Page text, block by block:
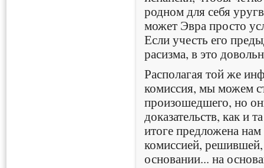
родном для себя
может Эвра просто
Если учесть его
расизма, в это
Располагая той же
комиссия, мы можем
произошедшего, но
доказательств, как и
итоге предложена
комиссией,
основании... на